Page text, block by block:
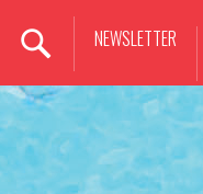
NEWSLETTER